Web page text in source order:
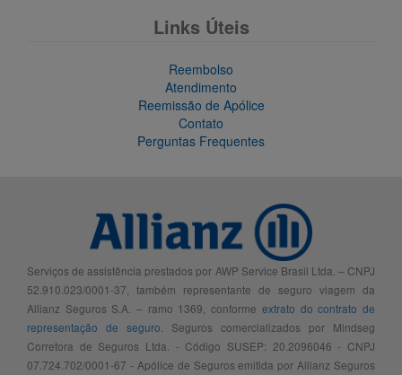
Links Úteis
Reembolso
Atendimento
Reemissão de Apólice
Contato
Perguntas Frequentes
Serviços de assistência prestados por AWP Service Brasil Ltda. – CNPJ
52.910.023/0001-37, também representante de seguro viagem da
Allianz Seguros S.A. – ramo 1369, conforme extrato do contrato de
representação de seguro . Seguros comercializados por Mindseg
Corretora de Seguros Ltda. - Código SUSEP: 20.2096046 - CNPJ
07.724.702/0001-67 - Apólice de Seguros emitida por Allianz Seguros